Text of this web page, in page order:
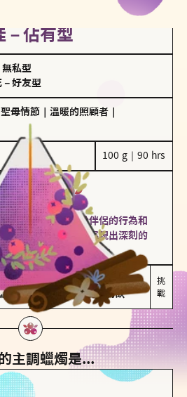
－佔有型
無私型
－ 好友型
聖母情節 溫暖的照顧者
100 g｜90 hrs
佔有型
胡椒、肉桂
烈的保護欲，對於伴侶的行為和
易吃醋。在關係中展現出深刻的
但也可能讓人感到窒息。
嫉妒心較強
可能出現控制欲
挑
戰
主調蠟燭是...